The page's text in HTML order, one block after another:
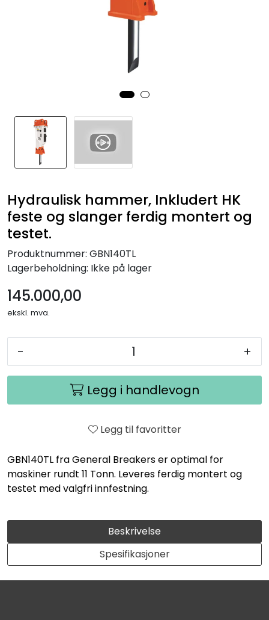
Hydraulisk hammer, Inkludert HK
feste og slanger ferdig montert og
testet.
Produktnummer: GBN140TL
Lagerbeholdning: Ikke på lager
145.000,00
ekskl. mva.
- +
Legg i handlevogn
Legg til favoritter
GBN140TL fra General Breakers er optimal for
maskiner rundt 11 Tonn. Leveres ferdig montert og
testet med valgfri innfestning.
Beskrivelse
Spesifikasjoner